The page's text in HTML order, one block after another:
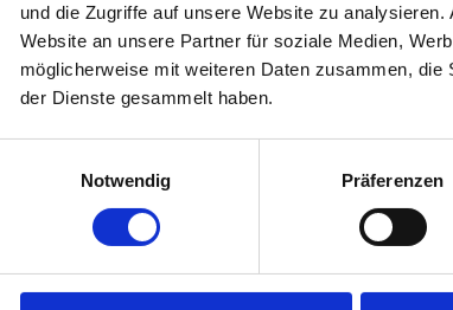
und die Zugriffe auf unsere Website zu
Website an unsere Partner für soziale Medien,
möglicherweise mit weiteren Daten zusammen,
der Dienste gesammelt haben.
Notwendig
Präferenzen
Application error: aclient-side exception has occurred